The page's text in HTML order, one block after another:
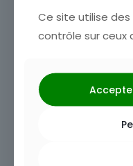
Dimensions: 10m
Couleur: Blanc
Catégories : Éclairage
Vous aimerez
Ce site utilise
contrôle sur ceux